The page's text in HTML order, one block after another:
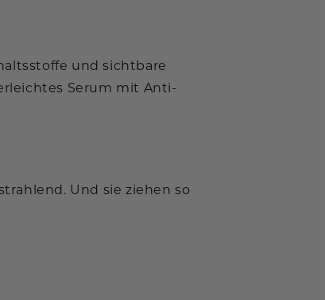
und sichtbare
Serum mit Anti-
Und sie ziehen so